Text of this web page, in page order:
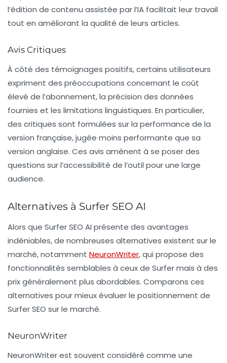
l’édition de contenu assistée par l’IA facilitait leur travail
tout en améliorant la qualité de leurs articles.
Avis Critiques
À côté des témoignages positifs, certains utilisateurs
expriment des préoccupations concernant le coût
élevé de l’abonnement, la précision des données
fournies et les limitations linguistiques. En particulier,
des critiques sont formulées sur la performance de la
version française, jugée moins performante que sa
version anglaise. Ces avis amènent à se poser des
questions sur l’accessibilité de l’outil pour une large
audience.
Alternatives à Surfer SEO AI
Alors que Surfer SEO AI présente des avantages
indéniables, de nombreuses alternatives existent sur le
marché, notamment NeuronWriter, qui propose des
fonctionnalités semblables à ceux de Surfer mais à des
prix généralement plus abordables. Comparons ces
alternatives pour mieux évaluer le positionnement de
Surfer SEO sur le marché.
NeuronWriter
NeuronWriter est souvent considéré comme une